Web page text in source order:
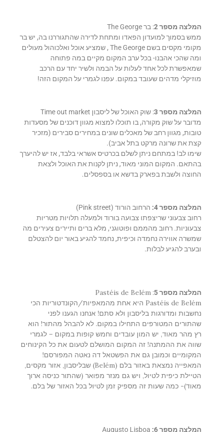
המלצה מספר 2
: בר The George
ממש בסמוך למועדון הפאדו ומתחת לדירה שהתגוררנו בה, יש בר
מקומי מקסים בשם The George , שמציע אוכל ואלכוהול מעולים
ומה שהכי אהבנו- בכל ערב המקום מקיים במה פתוחה
שמאפשרת לכל אחד לעלות על הבמה ולשיר יחד עם הרכב
מוזיקלי מדהים שעובד במקום. עפנו לגמרי על המקום הזה!
המלצה מספר 3
: שוק האוכל של ליסבון Time out market
מדובר על שוק מקורה, בו תוכלו למצוא מגוון דוכנים של מסעדות
טובות, מגוון רחב של מאכלים שונים במחירים סבירים (מזכיר
קצת את שרונה מרקט בתל אביב).
שימו לב! במתחם ניתן לשלם בכרטיס אשראי בלבד, אז יש להיערך
בהתאם. המקום המוני מאוד, ניתן לקנות את האוכל ולצאת
החוצה ולשבת בפארק בדשא או בספסלים.
המלצה מספר 4:
הרחוב הורוד (Pink street)
רחוב צבעוני שריצפתו צבועה בורוד ולמעלה תלויות מטריות
צבעוניות. רחוב מהממם ופוטוגני, מלא ברים ותיירים צעירים מה
שמשרה אווירה נחמדה וכיפית, נחמד להגיע באור יום להצטלם
ובערב להגיע לבלות.
המלצה מספר 5 :
Pastéis de Belém
Pastéis de Belém היא אחת מהמאפיות/הקונדטוריות הכי
נחשבות ומדורגות בליסבון ולא סתם! אנחנו הגענו לפני
שהתורים המטורפים התחילו במקום. לא להבהל מהתור! הוא
רץ מהר מאוד, יש המון עובדים וחמש קופות במקום – לגמרי
שווה את ההמתנה! זה המקום המושלם לטעום את כל הקינוחים
המקומיים וכמובן גם את הפשטאל דה נאטה המפורסם!
המאפייה נמצאת באזור בלם (Belém) שבליסבון, אזור מקסים,
הטיילת כיפית לטיול, ויש גם מנזר מפואר (שהתור כניסה ארוך
מאוד)- כמה שעות זה מספיק זמן לטיול בכל האזור של בלם.
המלצה מספר 6: